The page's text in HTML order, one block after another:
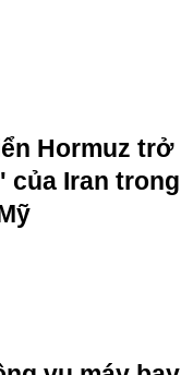
Hormuz trở
của Iran trong